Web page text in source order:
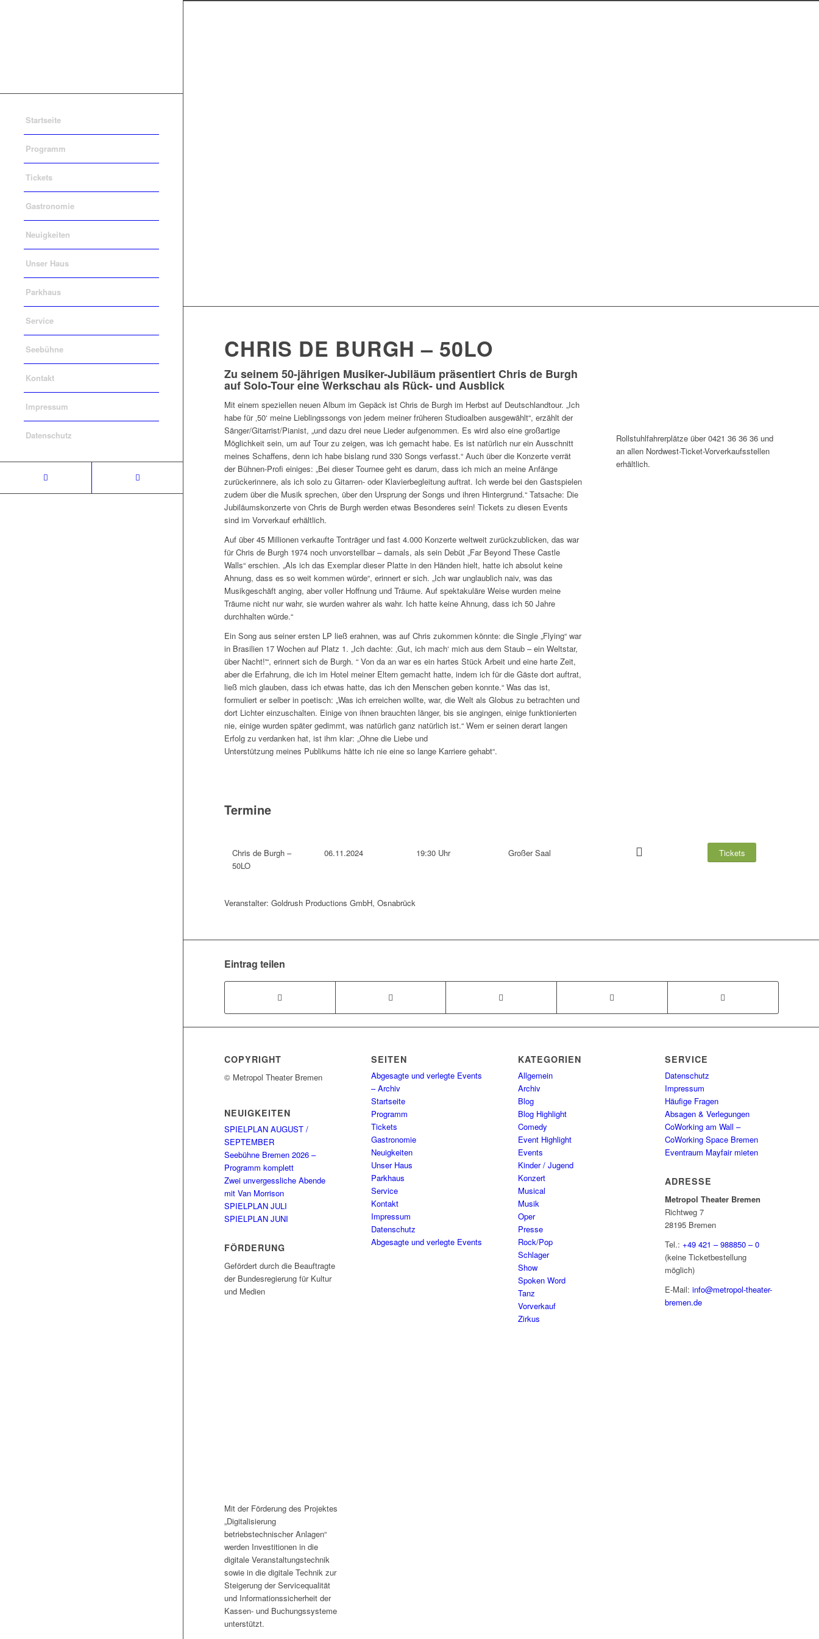
Startseite
Programm
Tickets
Gastronomie
Neuigkeiten
Unser Haus
Parkhaus
Service
Seebühne
Kontakt
Impressum
Datenschutz
CHRIS DE BURGH – 50LO
Zu seinem 50-jährigen Musiker-Jubiläum präsentiert Chris de Burgh
auf Solo-Tour eine Werkschau als Rück- und Ausblick
Mit einem speziellen neuen Album im Gepäck ist Chris de Burgh im Herbst auf Deutschlandtour. „Ich
habe für ‚50‘ meine Lieblingssongs von jedem meiner früheren Studioalben ausgewählt“, erzählt der
Sänger/Gitarrist/Pianist, „und dazu drei neue Lieder aufgenommen. Es wird also eine großartige
Möglichkeit sein, um auf Tour zu zeigen, was ich gemacht habe. Es ist natürlich nur ein Ausschnitt
meines Schaffens, denn ich habe bislang rund 330 Songs verfasst.“ Auch über die Konzerte verrät
der Bühnen-Profi einiges: „Bei dieser Tournee geht es darum, dass ich mich an meine Anfänge
zurückerinnere, als ich solo zu Gitarren- oder Klavierbegleitung auftrat. Ich werde bei den Gastspielen
zudem über die Musik sprechen, über den Ursprung der Songs und ihren Hintergrund.“ Tatsache: Die
Jubiläumskonzerte von Chris de Burgh werden etwas Besonderes sein! Tickets zu diesen Events
sind im Vorverkauf erhältlich.
Auf über 45 Millionen verkaufte Tonträger und fast 4.000 Konzerte weltweit zurückzublicken, das war
für Chris de Burgh 1974 noch unvorstellbar – damals, als sein Debüt „Far Beyond These Castle
Walls“ erschien. „Als ich das Exemplar dieser Platte in den Händen hielt, hatte ich absolut keine
Ahnung, dass es so weit kommen würde“, erinnert er sich. „Ich war unglaublich naiv, was das
Musikgeschäft anging, aber voller Hoffnung und Träume. Auf spektakuläre Weise wurden meine
Träume nicht nur wahr, sie wurden wahrer als wahr. Ich hatte keine Ahnung, dass ich 50 Jahre
durchhalten würde.“
Ein Song aus seiner ersten LP ließ erahnen, was auf Chris zukommen könnte: die Single „Flying“ war
in Brasilien 17 Wochen auf Platz 1. „Ich dachte: ‚Gut, ich mach‘ mich aus dem Staub – ein Weltstar,
über Nacht!'“, erinnert sich de Burgh. “ Von da an war es ein hartes Stück Arbeit und eine harte Zeit,
aber die Erfahrung, die ich im Hotel meiner Eltern gemacht hatte, indem ich für die Gäste dort auftrat,
ließ mich glauben, dass ich etwas hatte, das ich den Menschen geben konnte.“ Was das ist,
formuliert er selber in poetisch: „Was ich erreichen wollte, war, die Welt als Globus zu betrachten und
dort Lichter einzuschalten. Einige von ihnen brauchten länger, bis sie angingen, einige funktionierten
nie, einige wurden später gedimmt, was natürlich ganz natürlich ist.“ Wem er seinen derart langen
Erfolg zu verdanken hat, ist ihm klar: „Ohne die Liebe und
Unterstützung meines Publikums hätte ich nie eine so lange Karriere gehabt“.
Rollstuhlfahrerplätze über 0421 36 36 36 und
an allen Nordwest-Ticket-Vorverkaufsstellen
erhältlich.
Termine
Chris de Burgh –
50LO
06.11.2024 19:30 Uhr Großer Saal Tickets
Veranstalter: Goldrush Productions GmbH, Osnabrück
Eintrag teilen
COPYRIGHT
© Metropol Theater Bremen
NEUIGKEITEN
SPIELPLAN AUGUST /
SEPTEMBER
Seebühne Bremen 2026 –
Programm komplett
Zwei unvergessliche Abende
mit Van Morrison
SPIELPLAN JULI
SPIELPLAN JUNI
FÖRDERUNG
Gefördert durch die Beauftragte
der Bundesregierung für Kultur
und Medien
Mit der Förderung des Projektes
„Digitalisierung
betriebstechnischer Anlagen“
werden Investitionen in die
digitale Veranstaltungstechnik
sowie in die digitale Technik zur
Steigerung der Servicequalität
und Informationssicherheit der
Kassen- und Buchungssysteme
unterstützt.
SEITEN
Abgesagte und verlegte Events
– Archiv
Startseite
Programm
Tickets
Gastronomie
Neuigkeiten
Unser Haus
Parkhaus
Service
Kontakt
Impressum
Datenschutz
Abgesagte und verlegte Events
KATEGORIEN
Allgemein
Archiv
Blog
Blog Highlight
Comedy
Event Highlight
Events
Kinder / Jugend
Konzert
Musical
Musik
Oper
Presse
Rock/Pop
Schlager
Show
Spoken Word
Tanz
Vorverkauf
Zirkus
SERVICE
Datenschutz
Impressum
Häufige Fragen
Absagen & Verlegungen
CoWorking am Wall –
CoWorking Space Bremen
Eventraum Mayfair mieten
ADRESSE
Metropol Theater Bremen
Richtweg 7
28195 Bremen
Tel.: +49 421 – 988850 – 0
(keine Ticketbestellung
möglich)
E-Mail: info@metropol-theater-
bremen.de